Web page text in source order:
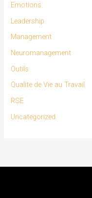
Emotions
Leadership
Management
Neuromanagement
Outils
Qualite de Vie au Travail
RSE
Uncategorized